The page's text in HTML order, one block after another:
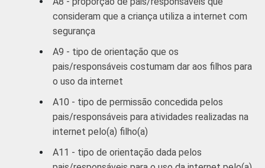
SM até 3 SM
SM
CLASSE SOCIAL
C 63
consideram que a criança utiliza a internet com
segurança
A9 - tipo de orientação que os
pais/responsáveis costumam dar aos filhos para
o uso da internet
A10 - tipo de permissão concedida pelos
pais/responsáveis para atividades realizadas na
internet pelo(a) filho(a)
A11 - tipo de orientação dada pelos